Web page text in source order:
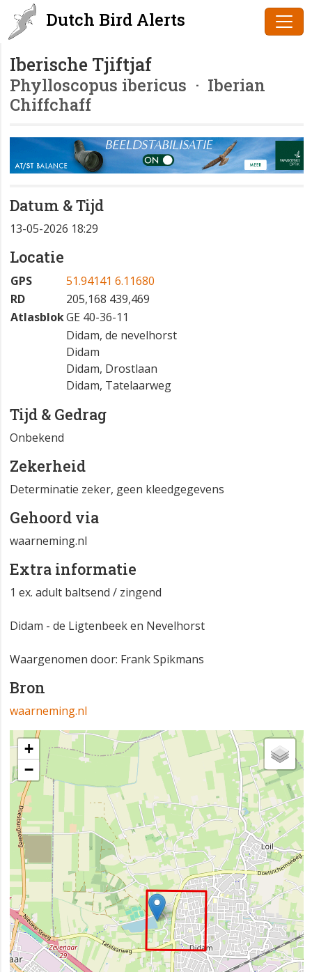
Dutch Bird Alerts
Iberische Tjiftjaf
Phylloscopus ibericus · Iberian
Chiffchaff
Datum & Tijd
13-05-2026 18:29
Locatie
GPS
51.94141 6.11680
RD
205,168 439,469
AtlasblokGE 40-36-11
Didam, de nevelhorst
Didam
Didam, Drostlaan
Didam, Tatelaarweg
Tijd & Gedrag
Onbekend
Zekerheid
Determinatie zeker, geen kleedgegevens
Gehoord via
waarneming.nl
Extra informatie
1 ex. adult baltsend / zingend
Didam - de Ligtenbeek en Nevelhorst
Waargenomen door: Frank Spikmans
Bron
waarneming.nl
+
−